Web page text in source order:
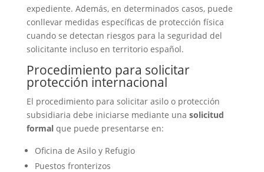
expediente. Además, en determinados casos, puede
conllevar medidas específicas de protección física
cuando se detectan riesgos para la seguridad del
solicitante incluso en territorio español.
Procedimiento para solicitar
protección internacional
El procedimiento para solicitar asilo o protección
subsidiaria debe iniciarse mediante una solicitud
formalque puede presentarse en:
Oficina de Asilo y Refugio
Puestos fronterizos